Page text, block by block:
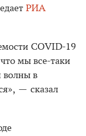
РИА
COVID-19
мы все-таки
волны в
— сказал